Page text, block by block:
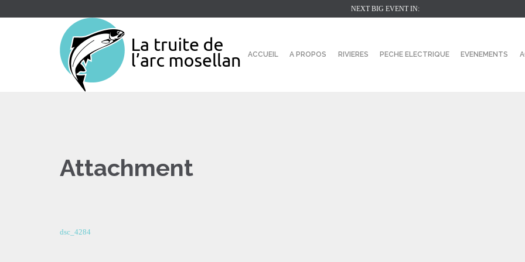
NEXT BIG EVENT IN:
ACCUEIL A PROPOS RIVIERES PECHE ELECTRIQUE EVENEMENTS
Attachment
dsc_4284